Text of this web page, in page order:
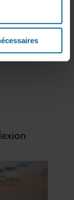
publicité et
peuvent
qui
auraient
de leurs
sur les
les liens
de décider à